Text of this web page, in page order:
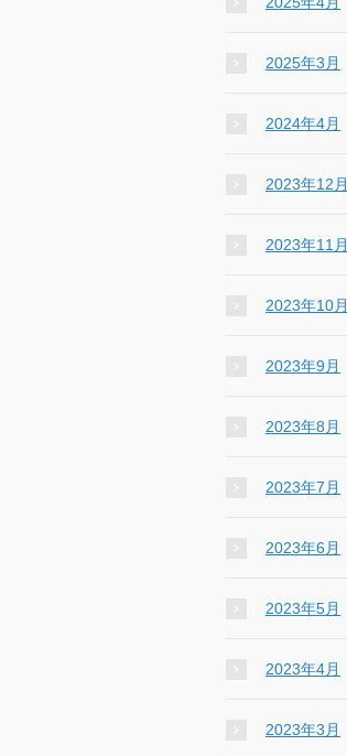
2025年3月
2024年4月
2023年12月
2023年11月
2023年10月
2023年9月
2023年8月
2023年7月
2023年6月
2023年5月
2023年4月
2023年3月